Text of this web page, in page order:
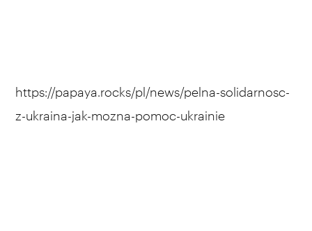
https://papaya.rocks/pl/news/pelna-solidarnosc-
z-ukraina-jak-mozna-pomoc-ukrainie